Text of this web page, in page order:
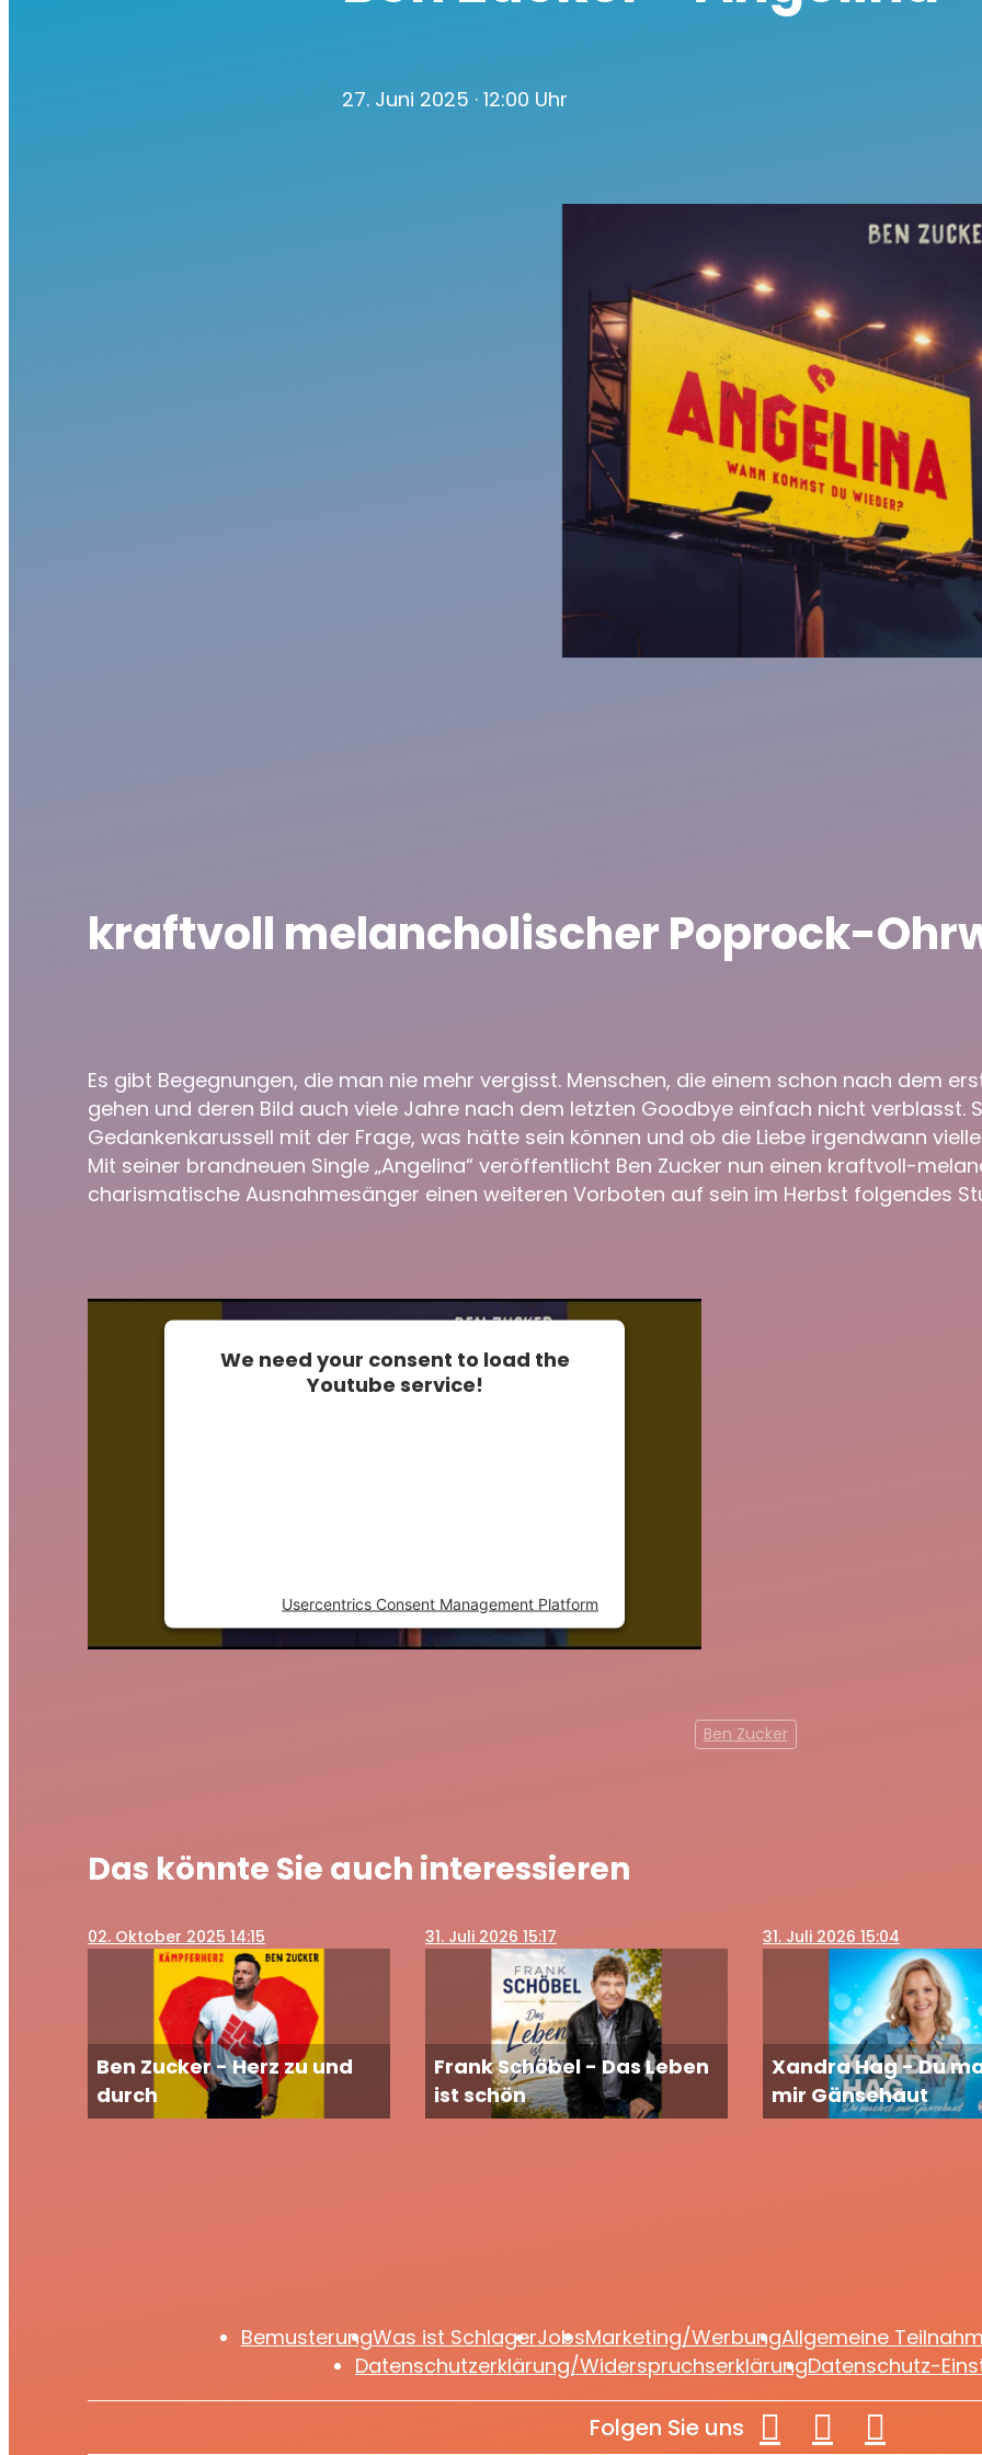
27. Juni 2025 · 12:00 Uhr
kraftvoll melancholischer Poprock-
Es gibt Begegnungen, die man nie mehr vergisst. Menschen, die einem schon nach dem
gehen und deren Bild auch viele Jahre nach dem letzten Goodbye einfach nicht
Gedankenkarussell mit der Frage, was hätte sein können und ob die Liebe irgendwann
Mit seiner brandneuen Single „Angelina“ veröffentlicht Ben Zucker nun einen kraftvoll-
charismatische Ausnahmesänger einen weiteren Vorboten auf sein im Herbst folgendes
We need your consent to load the
Youtube service!
Usercentrics Consent Management Platform
Ben Zucker
Das könnte Sie auch interessieren
02. Oktober 2025 14:15
Ben Zucker - Herz zu und
durch
31. Juli 2026 15:17
Frank Schöbel - Das Leben
ist schön
31. Juli 2026 15:04
Xandra Hag - Du
mir Gänsehaut
BemusterungWas ist SchlagerJobsMarketing/WerbungAllgemeine
Datenschutzerklärung/WiderspruchserklärungDatenschutz-
Folgen Sie uns